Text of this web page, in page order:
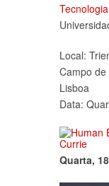
Local:
Campo
Lisboa
Data:
Quarta,